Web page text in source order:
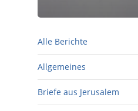
Alle Berichte
Allgemeines
Briefe aus Jerusalem